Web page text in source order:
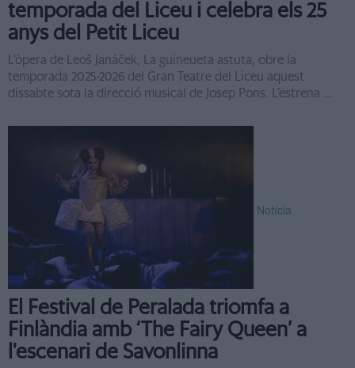
temporada del Liceu i celebra els 25
anys del Petit Liceu
L’òpera de Leoš Janáček, La guineueta astuta, obre la
temporada 2025-2026 del Gran Teatre del Liceu aquest
dissabte sota la direcció musical de Josep Pons. L’estrena ...
Notícia
El Festival de Peralada triomfa a
Finlàndia amb ‘The Fairy Queen’ a
l'escenari de Savonlinna